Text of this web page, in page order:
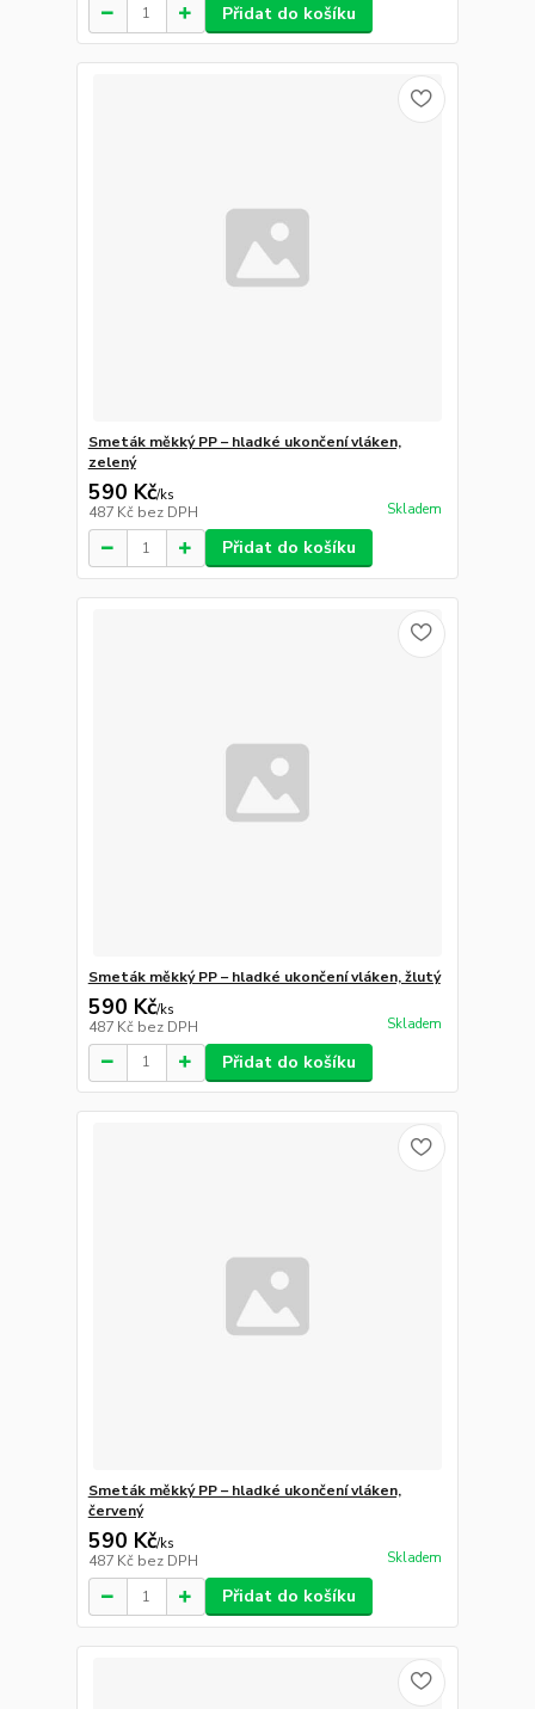
Přidat do košíku
Smeták měkký PP – hladké ukončení vláken,
zelený
590 Kč/ks
487 Kč bez DPH Skladem
Přidat do košíku
Smeták měkký PP – hladké ukončení vláken, žlutý
590 Kč/ks
487 Kč bez DPH Skladem
Přidat do košíku
Smeták měkký PP – hladké ukončení vláken,
červený
590 Kč/ks
487 Kč bez DPH Skladem
Přidat do košíku